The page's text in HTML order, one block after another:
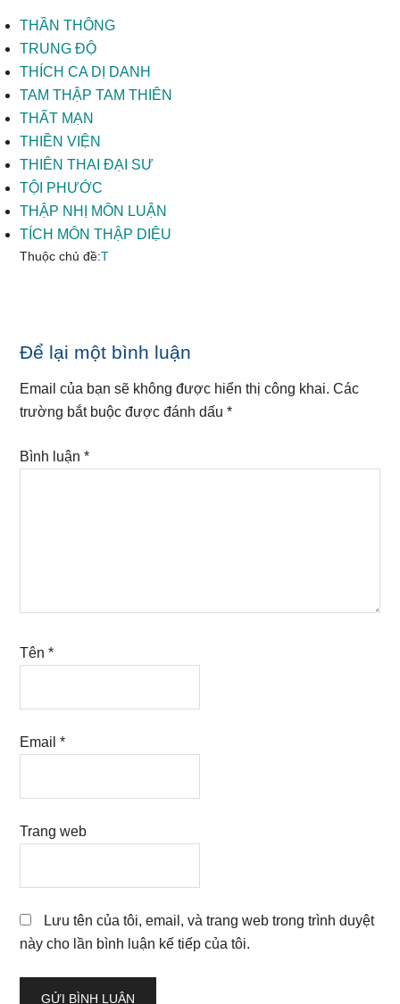
THẦN THÔNG
TRUNG ĐỘ
THÍCH CA DỊ DANH
TAM THẬP TAM THIÊN
THẤT MẠN
THIỀN VIỆN
THIÊN THAI ĐẠI SƯ
TỘI PHƯỚC
THẬP NHỊ MÔN LUẬN
TÍCH MÔN THẬP DIỆU
Thuộc chủ đề:T
Reader
Interactions
Để lại một bình luận
Email của bạn sẽ không được hiển thị công khai. Các
trường bắt buộc được đánh dấu*
Bình luận*
Tên*
Email*
Trang web
Lưu tên của tôi, email, và trang web trong trình duyệt
này cho lần bình luận kế tiếp của tôi.